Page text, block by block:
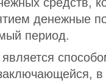
денежные
период.
в